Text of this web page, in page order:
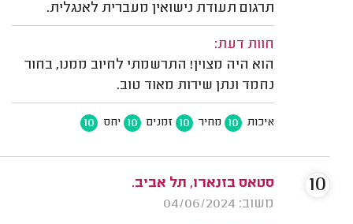
תרגום תעודת נישואין מעברית לאנגלית.
חוות דעת:
הוא היה מצוין! התרשמתי לחיוב ממנו, בחור
נחמד ונתן שירות מאוד טוב.
איכות 10 מחיר 10 זמנים 10 יחס 10
סטאס בזנארו, תל אביב.
משוב: 04/06/2024
10